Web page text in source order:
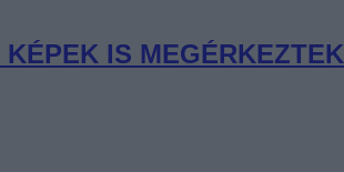
IS MEGÉRKEZTEK